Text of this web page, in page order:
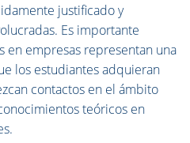
justificado y
Es importante
en empresas representan una
los estudiantes adquieran
contactos en el ámbito
teóricos en